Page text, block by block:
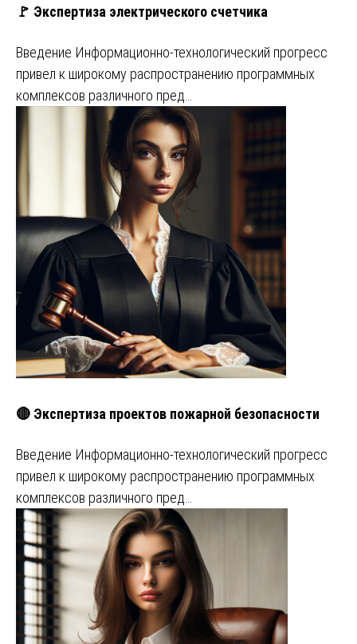
🚩 Экспертиза электрического счетчика
Введение Информационно-технологический прогресс
привел к широкому распространению программных
комплексов различного пред…
🔴 Экспертиза проектов пожарной безопасности
Введение Информационно-технологический прогресс
привел к широкому распространению программных
комплексов различного пред…